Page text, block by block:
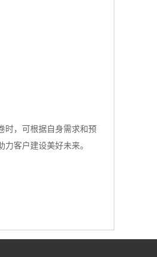
时，可根据自身需求和预
客户建设美好未来。